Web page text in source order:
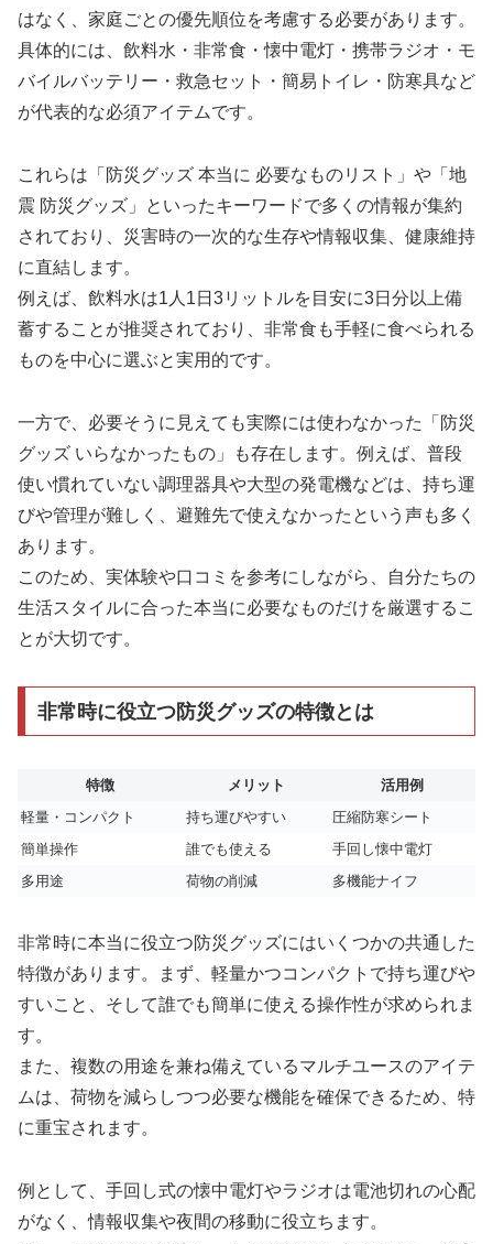
はなく、家庭ごとの優先順位を考慮する必要があります。
具体的には、飲料水・非常食・懐中電灯・携帯ラジオ・モ
バイルバッテリー・救急セット・簡易トイレ・防寒具など
が代表的な必須アイテムです。
これらは「防災グッズ 本当に 必要なものリスト」や「地
震 防災グッズ」といったキーワードで多くの情報が集約
されており、災害時の一次的な生存や情報収集、健康維持
に直結します。
例えば、飲料水は1人1日3リットルを目安に3日分以上備
蓄することが推奨されており、非常食も手軽に食べられる
ものを中心に選ぶと実用的です。
一方で、必要そうに見えても実際には使わなかった「防災
グッズ いらなかったもの」も存在します。例えば、普段
使い慣れていない調理器具や大型の発電機などは、持ち運
びや管理が難しく、避難先で使えなかったという声も多く
あります。
このため、実体験や口コミを参考にしながら、自分たちの
生活スタイルに合った本当に必要なものだけを厳選するこ
とが大切です。
非常時に役立つ防災グッズの特徴とは
特徴 メリット
活用例
軽量・コンパクト
持ち運びやすい
圧縮防寒シート
簡単操作
誰でも使える
手回し懐中電灯
多用途
荷物の削減 多機能ナイフ
非常時に本当に役立つ防災グッズにはいくつかの共通した
特徴があります。まず、軽量かつコンパクトで持ち運びや
すいこと、そして誰でも簡単に使える操作性が求められま
す。
また、複数の用途を兼ね備えているマルチユースのアイテ
ムは、荷物を減らしつつ必要な機能を確保できるため、特
に重宝されます。
例として、手回し式の懐中電灯やラジオは電池切れの心配
がなく、情報収集や夜間の移動に役立ちます。